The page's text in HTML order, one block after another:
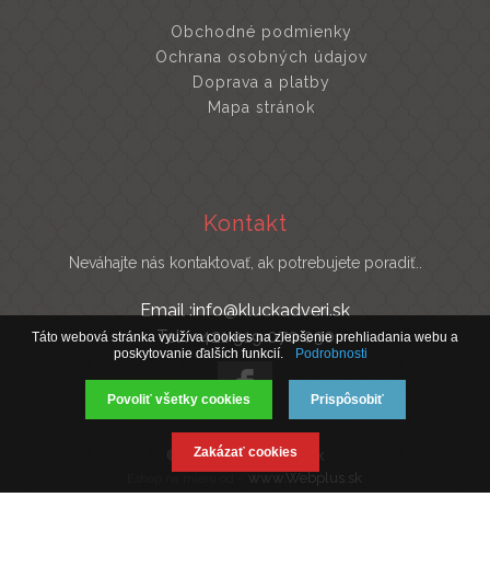
Obchodné podmienky
Ochrana osobných údajov
Doprava a platby
Mapa stránok
Kontakt
Neváhajte nás kontaktovať, ak potrebujete poradiť..
Email :info@kluckadveri.sk
Tel : +421 919 070 030
© 2019 Kluckadveri.sk
www.Webplus.sk
Táto webová stránka využíva cookies na zlepšenie prehliadania webu a
poskytovanie ďalších funkcií.
Podrobnosti
Povoliť všetky cookies Prispôsobiť
Zakázať cookies